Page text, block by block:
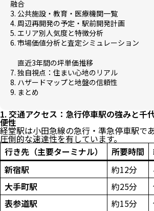
融合
3. 公共施設・教育・医療機関一覧
4. 周辺再開発の予定・駅前開発計画
5. エリア別人気度と特徴分析
6. 市場価値分析と査定シミュレーション
直近3年間の坪単価推移
7. 独自視点：住まい心地のリアル
8. ハザードマップと地盤の信頼性
9. まとめ
1. 交通アクセス：急行停車駅の強みと千
便性
経堂駅は小田急線の急行・準急停車駅で
圧倒的な速達性を有しています。
行き先（主要ターミナル）
所要時間
新宿駅
約12分
大手町駅
約25分
表参道駅
約15分